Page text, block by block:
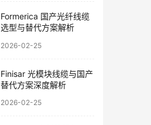
Formerica 国产光纤线缆
选型与替代方案解析
2026-02-25
Finisar 光模块线缆与国产
替代方案深度解析
2026-02-25